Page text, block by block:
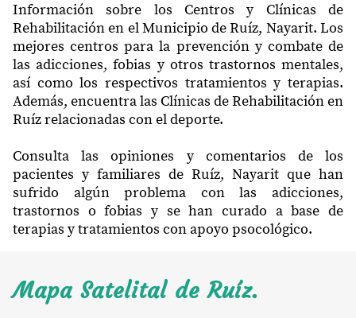
Información sobre los Centros y Clínicas de
Rehabilitación en el Municipio de Ruíz, Nayarit. Los
mejores centros para la prevención y combate de
las adicciones, fobias y otros trastornos mentales,
así como los respectivos tratamientos y terapias.
Además, encuentra las Clínicas de Rehabilitación en
Ruíz relacionadas con el deporte.
Consulta las opiniones y comentarios de los
pacientes y familiares de Ruíz, Nayarit que han
sufrido algún problema con las adicciones,
trastornos o fobias y se han curado a base de
terapias y tratamientos con apoyo psocológico.
Mapa Satelital de Ruíz.